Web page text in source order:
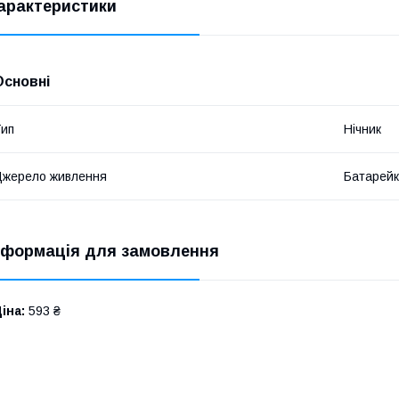
Нічник
живлення
для замовлення
593 ₴